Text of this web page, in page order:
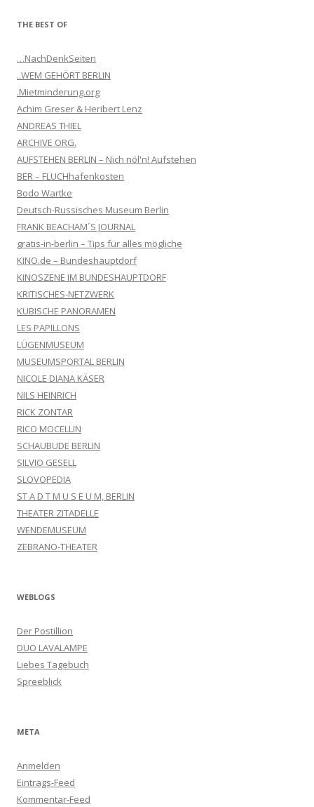
THE BEST OF
…NachDenkSeiten
..WEM GEHÖRT BERLIN
.Mietminderung.org
Achim Greser & Heribert Lenz
ANDREAS THIEL
ARCHIVE ORG.
AUFSTEHEN BERLIN – Nich nöl'n! Aufstehen
BER – FLUCHhafenkosten
Bodo Wartke
Deutsch-Russisches Museum Berlin
FRANK BEACHAM´S JOURNAL
gratis-in-berlin – Tips für alles mögliche
KINO.de – Bundeshauptdorf
KINOSZENE IM BUNDESHAUPTDORF
KRITISCHES-NETZWERK
KUBISCHE PANORAMEN
LES PAPILLONS
LÜGENMUSEUM
MUSEUMSPORTAL BERLIN
NICOLE DIANA KÄSER
NILS HEINRICH
RICK ZONTAR
RICO MOCELLIN
SCHAUBUDE BERLIN
SILVIO GESELL
SLOVOPEDIA
ST A D T M U S E U M, BERLIN
THEATER ZITADELLE
WENDEMUSEUM
ZEBRANO-THEATER
WEBLOGS
Der Postillion
DUO LAVALAMPE
Liebes Tagebuch
Spreeblick
META
Anmelden
Eintrags-Feed
Kommentar-Feed